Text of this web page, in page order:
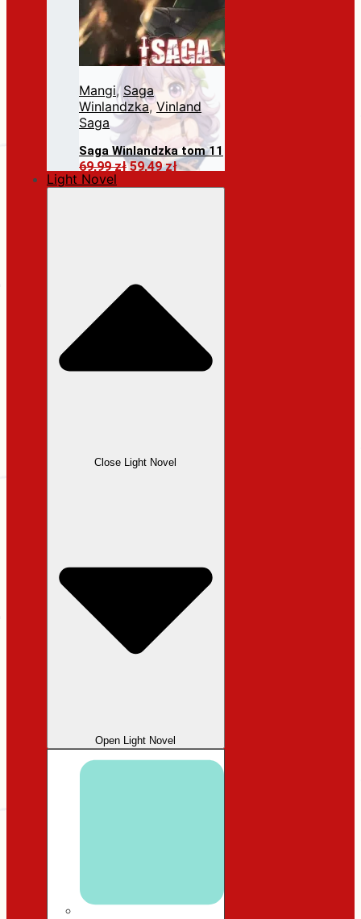
Mangi, Saga
Winlandzka, Vinland
Saga
Saga Winlandzka tom 11
69,99złPierwotna
59,49złAktualna
Dodaj do koszyka
Light Novel
Close Light Novel
Open Light Novel